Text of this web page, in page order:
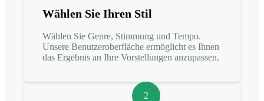
Wählen Sie Ihren Stil
Wählen Sie Genre, Stimmung und Tempo.
Unsere Benutzeroberfläche ermöglicht es Ihnen
das Ergebnis an Ihre Vorstellungen anzupassen.
2